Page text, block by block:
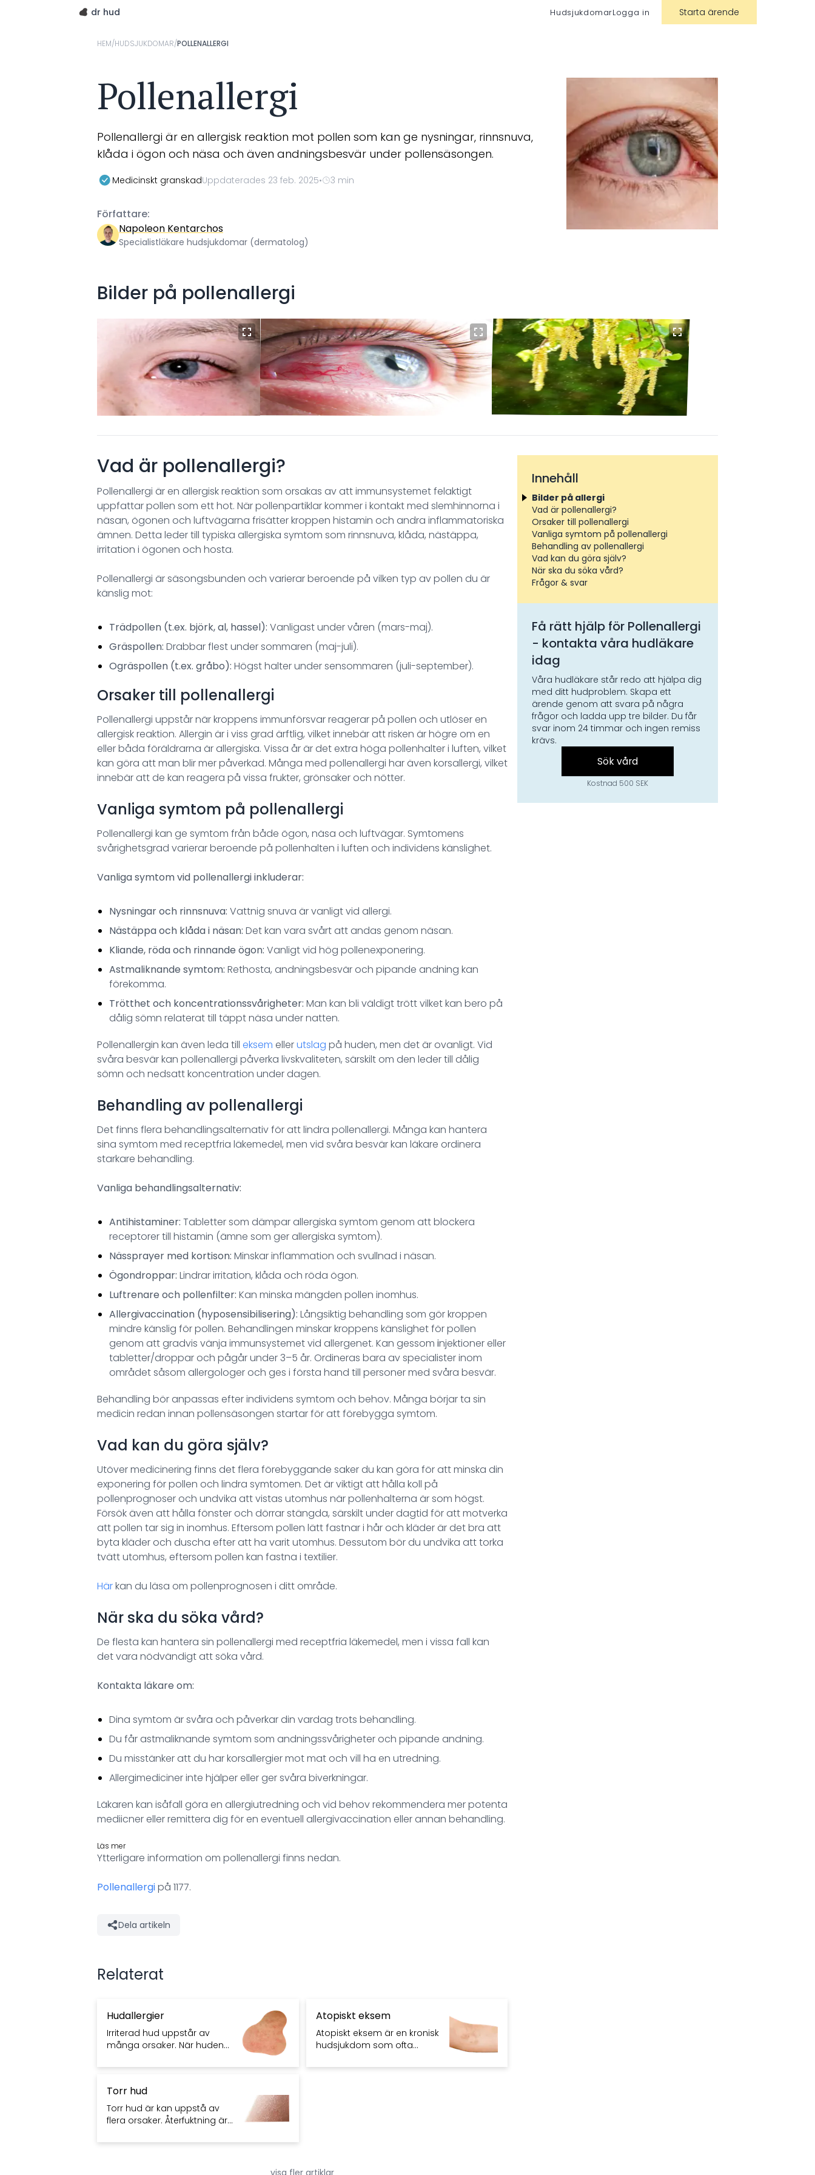
dr hud HudsjukdomarLogga in Starta ärende
HEM/HUDSJUKDOMAR/POLLENALLERGI
Pollenallergi
Pollenallergi är en allergisk reaktion mot pollen som kan ge nysningar, rinnsnuva,
klåda i ögon och näsa och även andningsbesvär under pollensäsongen.
Medicinskt granskadUppdaterades 23 feb. 2025• 3 min
Författare:
Napoleon Kentarchos
Specialistläkare hudsjukdomar (dermatolog)
Bilder på pollenallergi
Vad är pollenallergi?
Pollenallergi är en allergisk reaktion som orsakas av att immunsystemet felaktigt
uppfattar pollen som ett hot. När pollenpartiklar kommer i kontakt med slemhinnorna i
näsan, ögonen och luftvägarna frisätter kroppen histamin och andra inflammatoriska
ämnen. Detta leder till typiska allergiska symtom som rinnsnuva, klåda, nästäppa,
irritation i ögonen och hosta.
Pollenallergi är säsongsbunden och varierar beroende på vilken typ av pollen du är
känslig mot:
Trädpollen (t.ex. björk, al, hassel): Vanligast under våren (mars-maj).
Gräspollen: Drabbar flest under sommaren (maj-juli).
Ogräspollen (t.ex. gråbo): Högst halter under sensommaren (juli-september).
Orsaker till pollenallergi
Pollenallergi uppstår när kroppens immunförsvar reagerar på pollen och utlöser en
allergisk reaktion. Allergin är i viss grad ärftlig, vilket innebär att risken är högre om en
eller båda föräldrarna är allergiska. Vissa år är det extra höga pollenhalter i luften, vilket
kan göra att man blir mer påverkad. Många med pollenallergi har även korsallergi, vilket
innebär att de kan reagera på vissa frukter, grönsaker och nötter.
Vanliga symtom på pollenallergi
Pollenallergi kan ge symtom från både ögon, näsa och luftvägar. Symtomens
svårighetsgrad varierar beroende på pollenhalten i luften och individens känslighet.
Vanliga symtom vid pollenallergi inkluderar:
Nysningar och rinnsnuva: Vattnig snuva är vanligt vid allergi.
Nästäppa och klåda i näsan: Det kan vara svårt att andas genom näsan.
Kliande, röda och rinnande ögon: Vanligt vid hög pollenexponering.
Astmaliknande symtom: Rethosta, andningsbesvär och pipande andning kan
förekomma.
Trötthet och koncentrationssvårigheter: Man kan bli väldigt trött vilket kan bero på
dålig sömn relaterat till täppt näsa under natten.
Pollenallergin kan även leda till eksem ellerutslag på huden, men det är ovanligt. Vid
svåra besvär kan pollenallergi påverka livskvaliteten, särskilt om den leder till dålig
sömn och nedsatt koncentration under dagen.
Behandling av pollenallergi
Det finns flera behandlingsalternativ för att lindra pollenallergi. Många kan hantera
sina symtom med receptfria läkemedel, men vid svåra besvär kan läkare ordinera
starkare behandling.
Vanliga behandlingsalternativ:
Antihistaminer: Tabletter som dämpar allergiska symtom genom att blockera
receptorer till histamin (ämne som ger allergiska symtom).
Nässprayer med kortison: Minskar inflammation och svullnad i näsan.
Ögondroppar: Lindrar irritation, klåda och röda ögon.
Luftrenare och pollenfilter: Kan minska mängden pollen inomhus.
Allergivaccination (hyposensibilisering): Långsiktig behandling som gör kroppen
mindre känslig för pollen. Behandlingen minskar kroppens känslighet för pollen
genom att gradvis vänja immunsystemet vid allergenet. Kan gessom injektioner eller
tabletter/droppar och pågår under 3–5 år. Ordineras bara av specialister inom
området såsom allergologer och ges i första hand till personer med svåra besvär.
Behandling bör anpassas efter individens symtom och behov. Många börjar ta sin
medicin redan innan pollensäsongen startar för att förebygga symtom.
Vad kan du göra själv?
Utöver medicinering finns det flera förebyggande saker du kan göra för att minska din
exponering för pollen och lindra symtomen. Det är viktigt att hålla koll på
pollenprognoser och undvika att vistas utomhus när pollenhalterna är som högst.
Försök även att hålla fönster och dörrar stängda, särskilt under dagtid för att motverka
att pollen tar sig in inomhus. Eftersom pollen lätt fastnar i hår och kläder är det bra att
byta kläder och duscha efter att ha varit utomhus. Dessutom bör du undvika att torka
tvätt utomhus, eftersom pollen kan fastna i textilier.
Härkan du läsa om pollenprognosen i ditt område.
När ska du söka vård?
De flesta kan hantera sin pollenallergi med receptfria läkemedel, men i vissa fall kan
det vara nödvändigt att söka vård.
Kontakta läkare om:
Dina symtom är svåra och påverkar din vardag trots behandling.
Du får astmaliknande symtom som andningssvårigheter och pipande andning.
Du misstänker att du har korsallergier mot mat och vill ha en utredning.
Allergimediciner inte hjälper eller ger svåra biverkningar.
Läkaren kan isåfall göra en allergiutredning och vid behov rekommendera mer potenta
mediicner eller remittera dig för en eventuell allergivaccination eller annan behandling.
Läs mer
Ytterligare information om pollenallergi finns nedan.
Pollenallergipå 1177.
Dela artikeln
Relaterat
Hudallergier
Irriterad hud uppstår av
många orsaker. När huden
aktiverar immunförsvaret,
hudtillstånd.
Atopiskt eksem
Atopiskt eksem är en kronisk
hudsjukdom som ofta
kännetecknas av kliande
Torr hud
Torr hud är kan uppstå av
flera orsaker. Återfuktning är
fall krävs medicinsk
visa fler artiklar
Innehåll
Bilder på allergi
Vad är pollenallergi?
Orsaker till pollenallergi
Vanliga symtom på pollenallergi
Behandling av pollenallergi
Vad kan du göra själv?
När ska du söka vård?
Frågor & svar
Få rätt hjälp för Pollenallergi
- kontakta våra hudläkare
idag
Våra hudläkare står redo att hjälpa dig
med ditt hudproblem. Skapa ett
ärende genom att svara på några
frågor och ladda upp tre bilder. Du får
svar inom 24 timmar och ingen remiss
krävs.
Sök vård
Kostnad 500 SEK